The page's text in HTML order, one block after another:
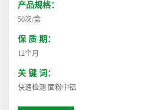
产品规格：
50次/盒
保 质 期：
12个月
关 键 词：
快速检测 面粉中铝